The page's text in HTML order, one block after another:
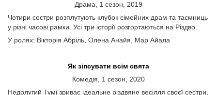
Драма, 1 сезон, 2019
Чотири сестри розплутують клубок сімейних драм та таємниць
у різні часові рамки. Усі три історії розгортаються на Різдво.
У ролях: Вікторія Абріль, Олена Анайя, Мар Айала
Як зіпсувати всім свята
Комедія, 1 сезон, 2020
Недолугий Тумі зриває ідеальне різдвяне весілля своєї сестри,